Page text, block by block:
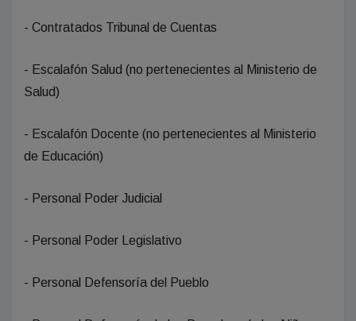
- Contratados Tribunal de Cuentas
- Escalafón Salud (no pertenecientes al Ministerio de
Salud)
- Escalafón Docente (no pertenecientes al Ministerio
de Educación)
- Personal Poder Judicial
- Personal Poder Legislativo
- Personal Defensoría del Pueblo